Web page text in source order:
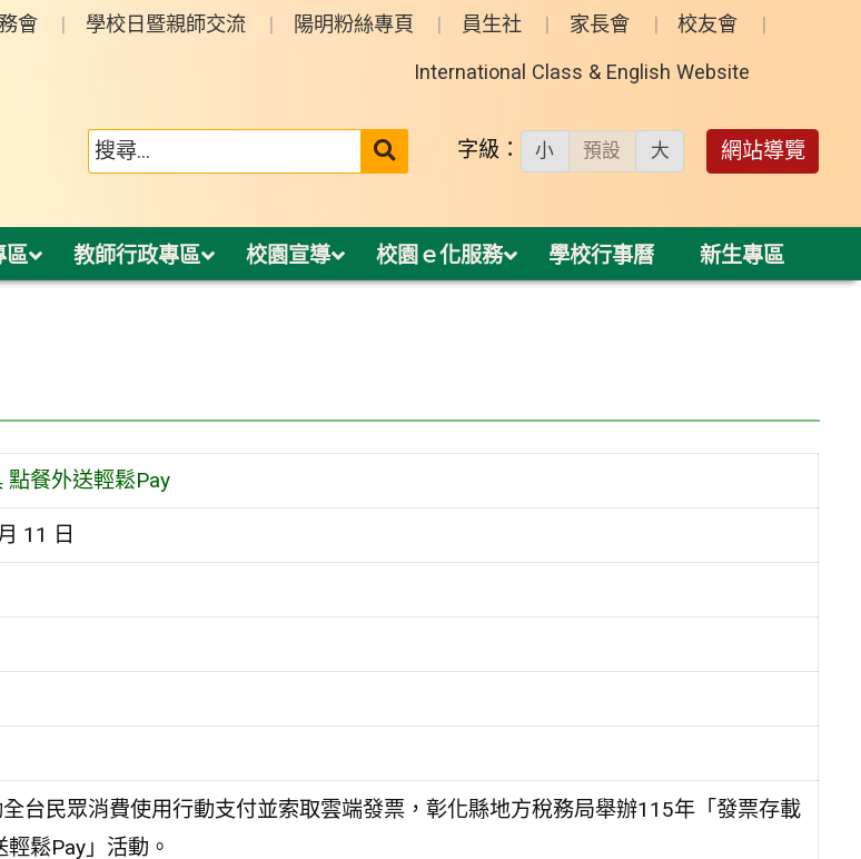
會 學校日暨親師交流 陽明粉絲專頁 員生社 家長會 校友會
International Class & English Website
送出 字級： 小 預設 大 網站導覽
區 教師行政專區 校園宣導 校園ｅ化服務 學校行事曆 新生專區
點餐外送輕鬆Pay
11 日
台民眾消費使用行動支付並索取雲端發票，彰化縣地方稅務局舉辦115年「發票存載
鬆Pay」活動。